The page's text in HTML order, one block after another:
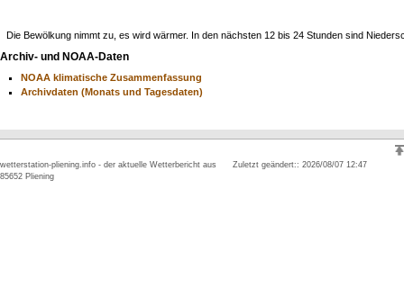
Die Bewölkung nimmt zu, es wird wärmer. In den nächsten 12 bis 24 Stunden sind
Archiv- und NOAA-Daten
NOAA klimatische Zusammenfassung
Archivdaten (Monats und Tagesdaten)
Zuletzt geändert:: 2026/08/07 12:47
wetterstation-pliening.info - der aktuelle Wetterbericht aus
85652 Pliening